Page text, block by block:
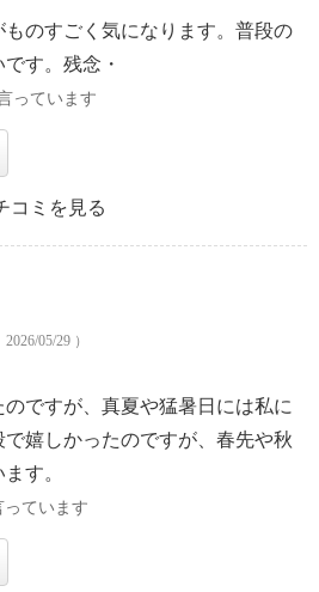
のすごく気になります。普段の
す。残念・
っています
コミを見る
05/29 ）
ですが、真夏や猛暑日には私に
嬉しかったのですが、春先や秋
す。
ています